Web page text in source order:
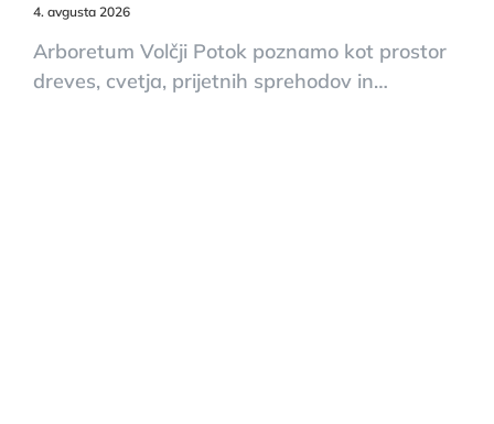
4. avgusta 2026
Arboretum Volčji Potok poznamo kot prostor
dreves, cvetja, prijetnih sprehodov in…